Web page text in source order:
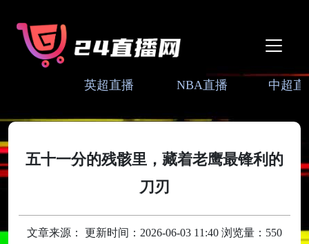
英超直播 NBA直播 中超直
五十一分的残骸里，藏着老鹰最锋利的
刀刃
文章来源： 更新时间：2026-06-03 11:40 浏览量：550